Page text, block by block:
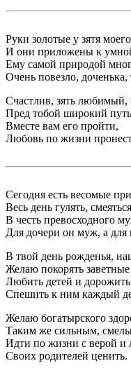
Руки золотые у зятя
И они приложены к
Ему самой природой
Очень повезло, доченька,
Счастлив, зять любимый,
Пред тобой широкий
Вместе вам его пройти,
Любовь по жизни
Сегодня есть весомые
Весь день гулять,
В честь превосходного
Для дочери он муж, а для
В твой день рожденья,
Желаю покорять
Любить детей и
Спешить к ним каждый
Желаю богатырского
Таким же сильным,
Идти по жизни с верой и
Своих родителей ценить.